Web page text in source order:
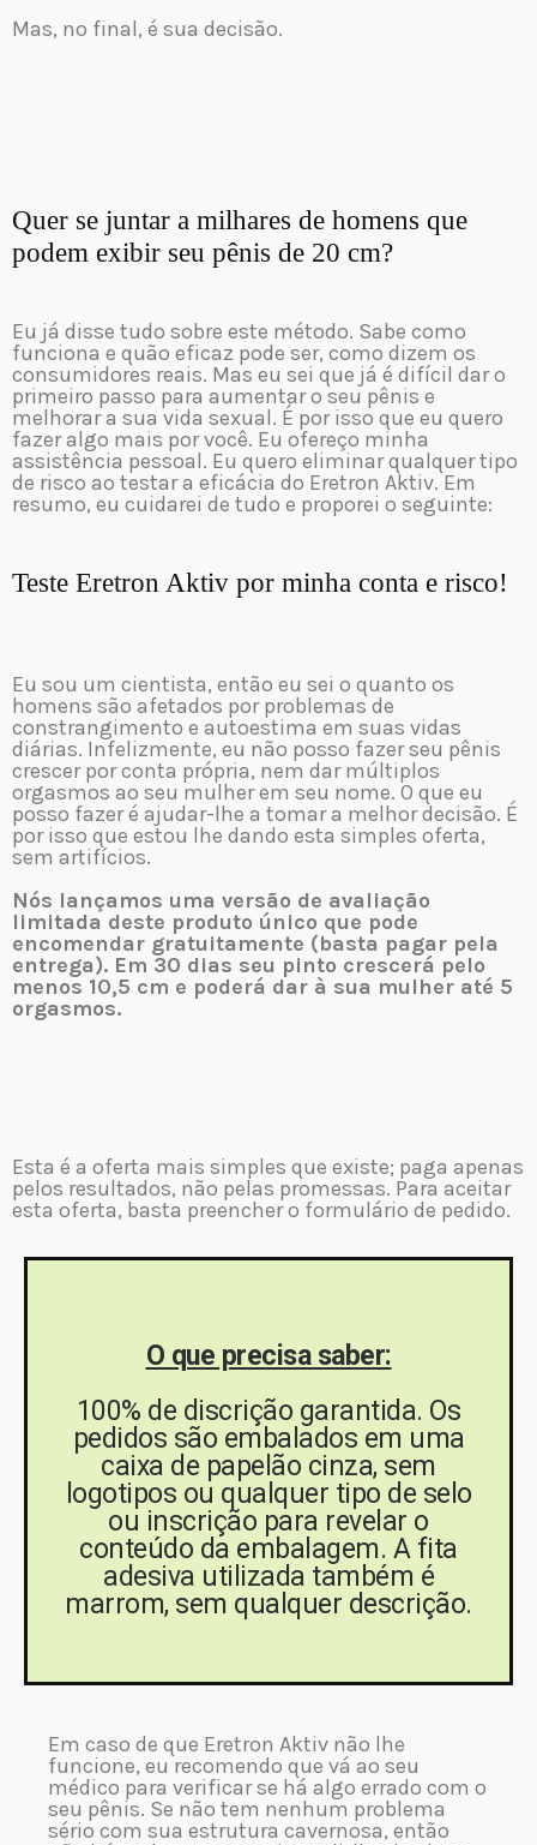
Mas, no final, é sua decisão.
Quer se juntar a milhares de homens que
podem exibir seu pênis de 20 cm?
Eu já disse tudo sobre este método. Sabe como
funciona e quão eficaz pode ser, como dizem os
consumidores reais. Mas eu sei que já é difícil dar o
primeiro passo para aumentar o seu pênis e
melhorar a sua vida sexual. É por isso que eu quero
fazer algo mais por você. Eu ofereço minha
assistência pessoal. Eu quero eliminar qualquer tipo
de risco ao testar a eficácia do Eretron Aktiv. Em
resumo, eu cuidarei de tudo e proporei o seguinte:
Teste Eretron Aktiv por minha conta e risco!
Eu sou um cientista, então eu sei o quanto os
homens são afetados por problemas de
constrangimento e autoestima em suas vidas
diárias. Infelizmente, eu não posso fazer seu pênis
crescer por conta própria, nem dar múltiplos
orgasmos ao seu mulher em seu nome. O que eu
posso fazer é ajudar-lhe a tomar a melhor decisão. É
por isso que estou lhe dando esta simples oferta,
sem artifícios.
Nós lançamos uma versão de avaliação
limitada deste produto único que pode
encomendar gratuitamente (basta pagar pela
entrega). Em 30 dias seu pinto crescerá pelo
menos 10,5 cm e poderá dar à sua mulher até 5
orgasmos.
Esta é a oferta mais simples que existe; paga apenas
pelos resultados, não pelas promessas. Para aceitar
esta oferta, basta preencher o formulário de pedido.
O que precisa saber:
100% de discrição garantida. Os
pedidos são embalados em uma
caixa de papelão cinza, sem
logotipos ou qualquer tipo de selo
ou inscrição para revelar o
conteúdo da embalagem. A fita
adesiva utilizada também é
marrom, sem qualquer descrição.
Em caso de que Eretron Aktiv não lhe
funcione, eu recomendo que vá ao seu
médico para verificar se há algo errado com o
seu pênis. Se não tem nenhum problema
sério com sua estrutura cavernosa, então